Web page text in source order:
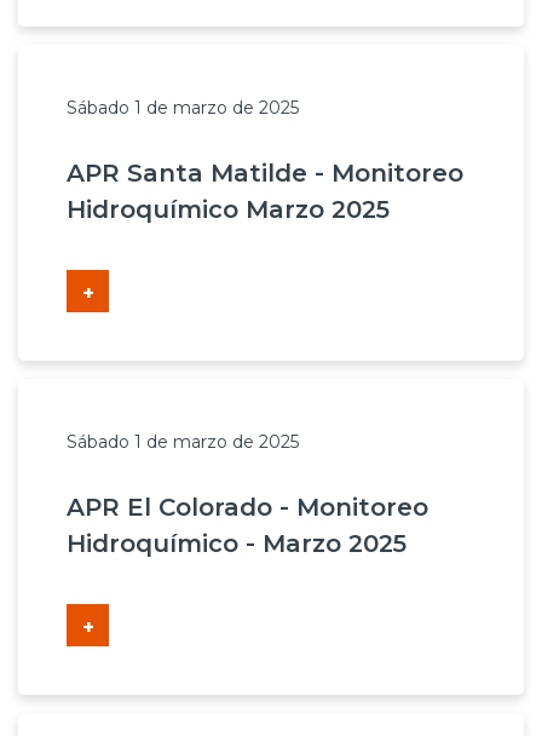
Sábado 1 de marzo de 2025
APR Santa Matilde - Monitoreo
Hidroquímico Marzo 2025
+
Sábado 1 de marzo de 2025
APR El Colorado - Monitoreo
Hidroquímico - Marzo 2025
+